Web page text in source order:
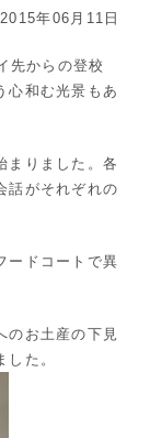
年06月11日
先からの登校
心和む光景もあ
まりました。各
話がそれぞれの
ードコートで異
のお土産の下見
た。